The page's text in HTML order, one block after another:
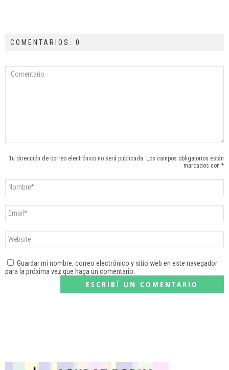
COMENTARIOS: 0
Tu dirección de correo electrónico no será publicada. Los campos obligatorios están
marcados con *
Guardar mi nombre, correo electrónico y sitio web en este navegador
para la próxima vez que haga un comentario.